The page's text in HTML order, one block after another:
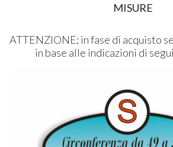
MISURE
ATTENZIONE; in fase di acquisto
in base alle indicazioni di